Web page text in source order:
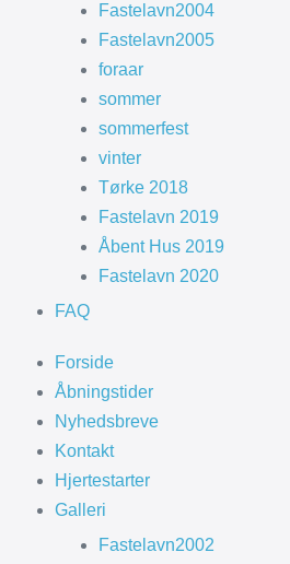
Fastelavn2004
Fastelavn2005
foraar
sommer
sommerfest
vinter
Tørke 2018
Fastelavn 2019
Åbent Hus 2019
Fastelavn 2020
FAQ
Forside
Åbningstider
Nyhedsbreve
Kontakt
Hjertestarter
Galleri
Fastelavn2002